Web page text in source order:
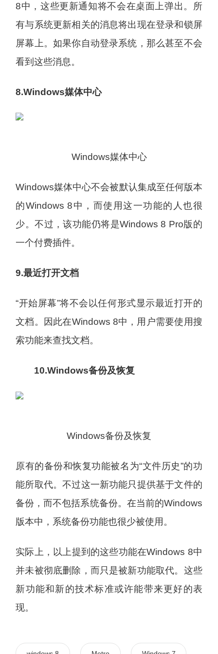
8中，这些更新通知将不会在桌面上弹出。所
有与系统更新相关的消息将出现在登录和锁屏
屏幕上。如果你自动登录系统，那么甚至不会
看到这些消息。
8.Windows媒体中心
Windows媒体中心
Windows媒体中心不会被默认集成至任何版本
的Windows 8中，而使用这一功能的人也很
少。不过，该功能仍将是Windows 8 Pro版的
一个付费插件。
9.最近打开文档
“开始屏幕”将不会以任何形式显示最近打开的
文档。因此在Windows 8中，用户需要使用搜
索功能来查找文档。
10.Windows备份及恢复
Windows备份及恢复
原有的备份和恢复功能被名为“文件历史”的功
能所取代。不过这一新功能只提供基于文件的
备份，而不包括系统备份。在当前的Windows
版本中，系统备份功能也很少被使用。
实际上，以上提到的这些功能在Windows 8中
并未被彻底删除，而只是被新功能取代。这些
新功能和新的技术标准或许能带来更好的表
现。